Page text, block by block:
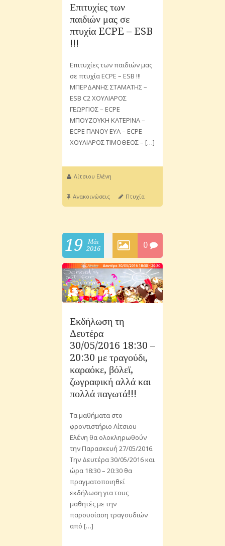
Επιτυχίες των
παιδιών μας σε
πτυχία ECPE – ESB
!!!
Επιτυχίες των παιδιών μας
σε πτυχία ECPE – ESB !!!
ΜΠΕΡΔΑΝΗΣ ΣΤΑΜΑΤΗΣ –
ESB C2 ΧΟΥΛΙΑΡΟΣ
ΓΕΩΡΓΙΟΣ – ECPE
ΜΠΟΥΖΟΥΚΗ ΚΑΤΕΡΙΝΑ –
ECPE ΠΑΝΟΥ ΕΥΑ – ECPE
ΧΟΥΛΙΑΡΟΣ ΤΙΜΟΘΕΟΣ – […]
Λίτσιου Ελένη
Ανακοινώσεις Πτυχία
19
Μάι
2016
0
Εκδήλωση τη
Δευτέρα
30/05/2016 18:30 –
20:30 με τραγούδι,
καραόκε, βόλεϊ,
ζωγραφική αλλά και
πολλά παγωτά!!!
Τα μαθήματα στο
φροντιστήριο Λίτσιου
Ελένη θα ολοκληρωθούν
την Παρασκευή 27/05/2016.
Την Δευτέρα 30/05/2016 και
ώρα 18:30 – 20:30 θα
πραγματοποιηθεί
εκδήλωση για τους
μαθητές με την
παρουσίαση τραγουδιών
από […]